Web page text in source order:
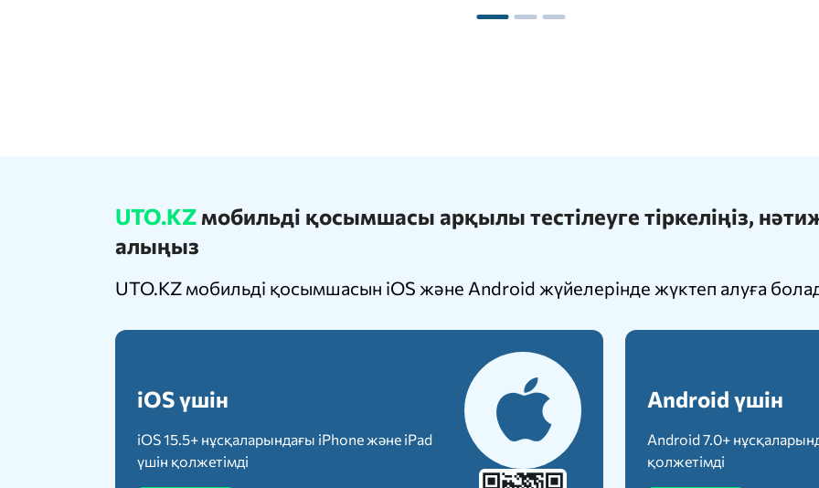
UTO.KZ мобильді қосымшасы арқылы тестілеуге тіркеліңіз,
алыңыз
UTO.KZ мобильді қосымшасын iOS және Android жүйелерінде жүктеп алуға
iOS үшін
iOS 15.5+ нұсқаларындағы iPhone және iPad
үшін қолжетімді
Android үшін
Android 7.0+
қолжетімді